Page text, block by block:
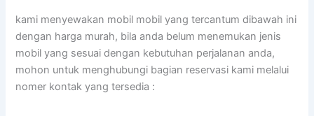
kami menyewakan mobil mobil yang tercantum dibawah ini
dengan harga murah, bila anda belum menemukan jenis
mobil yang sesuai dengan kebutuhan perjalanan anda,
mohon untuk menghubungi bagian reservasi kami melalui
nomer kontak yang tersedia :